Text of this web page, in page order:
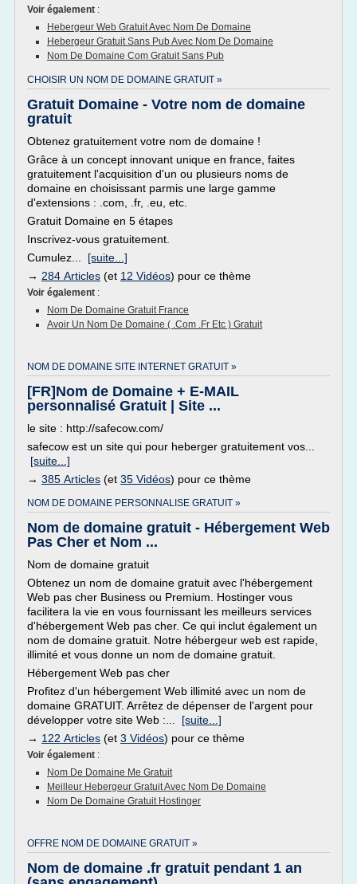
Voir également :
Hebergeur Web Gratuit Avec Nom De Domaine
Hebergeur Gratuit Sans Pub Avec Nom De Domaine
Nom De Domaine Com Gratuit Sans Pub
CHOISIR UN NOM DE DOMAINE GRATUIT »
Gratuit Domaine - Votre nom de domaine
gratuit
Obtenez gratuitement votre nom de domaine !
Grâce à un concept innovant unique en france, faites
gratuitement l'acquisition d'un ou plusieurs noms de
domaine en choisissant parmis une large gamme
d'extensions : .com, .fr, .eu, etc.
Gratuit Domaine en 5 étapes
Inscrivez-vous gratuitement.
Cumulez... [suite...]
→ 284 Articles (et 12 Vidéos) pour ce thème
Voir également :
Nom De Domaine Gratuit France
Avoir Un Nom De Domaine ( .com .fr Etc ) Gratuit
NOM DE DOMAINE SITE INTERNET GRATUIT »
[FR]Nom de Domaine + E-MAIL
personnalisé Gratuit | Site ...
le site : http://safecow.com/
safecow est un site qui pour heberger gratuitement vos...
[suite...]
→ 385 Articles (et 35 Vidéos) pour ce thème
NOM DE DOMAINE PERSONNALISE GRATUIT »
Nom de domaine gratuit - Hébergement Web
Pas Cher et Nom ...
Nom de domaine gratuit
Obtenez un nom de domaine gratuit avec l'hébergement
Web pas cher Business ou Premium. Hostinger vous
facilitera la vie en vous fournissant les meilleurs services
d'hébergement Web pas cher. Ce qui inclut également un
nom de domaine gratuit. Notre hébergeur web est rapide,
illimité et vous donne un nom de domaine gratuit.
Hébergement Web pas cher
Profitez d'un hébergement Web illimité avec un nom de
domaine GRATUIT. Arrêtez de dépenser de l'argent pour
développer votre site Web :... [suite...]
→ 122 Articles (et 3 Vidéos) pour ce thème
Voir également :
Nom De Domaine Me Gratuit
Meilleur Hebergeur Gratuit Avec Nom De Domaine
Nom De Domaine Gratuit Hostinger
OFFRE NOM DE DOMAINE GRATUIT »
Nom de domaine .fr gratuit pendant 1 an